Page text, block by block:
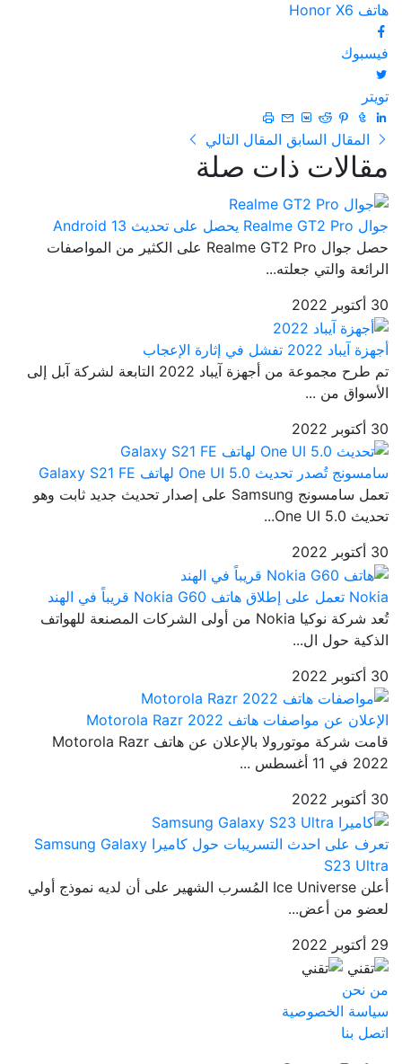
هاتف Honor X6
فيسبوك
تويتر
المقال السابق المقال التالي
مقالات ذات صلة
جوال Realme GT2 Pro يحصل على تحديث Android 13
حصل جوال Realme GT2 Pro على الكثير من المواصفات
الرائعة والتي جعلته...
30 أكتوبر 2022
أجهزة آيباد 2022 تفشل في إثارة الإعجاب
تم طرح مجموعة من أجهزة آيباد 2022 التابعة لشركة آبل إلى
الأسواق من ...
30 أكتوبر 2022
سامسونج تُصدر تحديث One UI 5.0 لهاتف Galaxy S21 FE
تعمل سامسونج Samsung على إصدار تحديث جديد ثابت وهو
تحديث One UI 5.0...
30 أكتوبر 2022
Nokia تعمل على إطلاق هاتف Nokia G60 قريباً في الهند
تُعد شركة نوكيا Nokia من أولى الشركات المصنعة للهواتف
الذكية حول ال...
30 أكتوبر 2022
الإعلان عن مواصفات هاتف Motorola Razr 2022
قامت شركة موتورولا بالإعلان عن هاتف Motorola Razr
2022 في 11 أغسطس ...
30 أكتوبر 2022
تعرف على احدث التسريبات حول كاميرا Samsung Galaxy
S23 Ultra
أعلن Ice Universe المُسرب الشهير على أن لديه نموذج أولي
لعضو من أعض...
29 أكتوبر 2022
من نحن
سياسة الخصوصية
اتصل بنا